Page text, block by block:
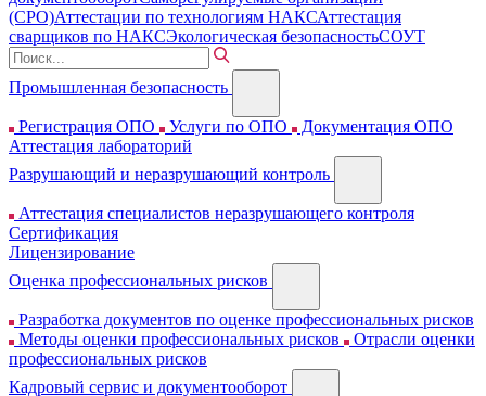
(СРО)Аттестации по технологиям НАКСАттестация
сварщиков по НАКСЭкологическая безопасностьСОУТ
Промышленная безопасность
Регистрация ОПО Услуги по ОПО
Документация ОПО
Аттестация лабораторий
Разрушающий и неразрушающий контроль
Аттестация специалистов неразрушающего контроля
Сертификация
Лицензирование
Оценка профессиональных рисков
Разработка документов по оценке профессиональных рисков
Методы оценки профессиональных рисков
Отрасли оценки
профессиональных рисков
Кадровый сервис и документооборот